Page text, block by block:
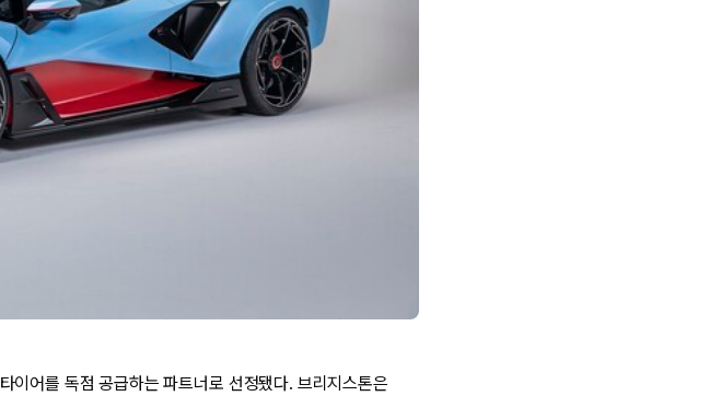
이어를 독점 공급하는 파트너로 선정됐다. 브리지스톤은